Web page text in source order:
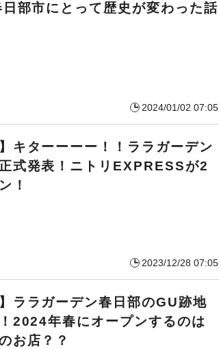
部市にとって歴史が変わった話
2024/01/02 07:05
キターーーー！！ララガーデン
式発表！ニトリEXPRESSが2
！
2023/12/28 07:05
ララガーデン春日部のGU跡地
2024年春にオープンするのは
お店？？